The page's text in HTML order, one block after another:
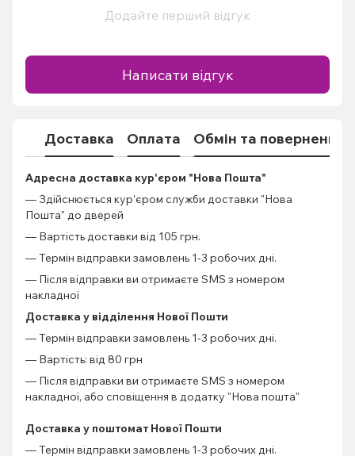
Додайте перший відгук
Написати відгук
Доставка Оплата Обмін та повернення
Адресна доставка кур'єром "Нова Пошта"
— Здійснюється кур'єром служби доставки "Нова
Пошта" до дверей
— Вартість доставки від 105 грн.
— Термін відправки замовлень 1-3 робочих дні.
— Після відправки ви отримаєте SMS з номером
накладної
Доставка у відділення Нової Пошти
— Термін відправки замовлень 1-3 робочих дні.
— Вартість: від 80 грн
— Після відправки ви отримаєте SMS з номером
накладної, або сповіщення в додатку "Нова пошта"
Доставка у поштомат Нової Пошти
— Термін відправки замовлень 1-3 робочих дні.